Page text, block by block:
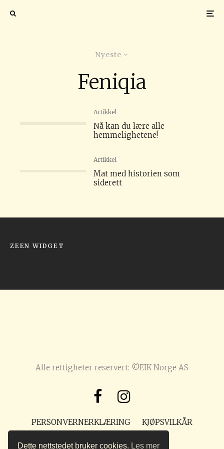
Nyeste
Feniqia
Artikkel
Nå kan du lære alle
hemmelighetene!
Artikkel
Mat med historien som
siderett
ZEEN WIDGET
Alle rettigheter reservert: ©EIK Norge AS
PERSONVERNERKLÆRING KJØPSVILKÅR
POST@PREPPMAGASIN.NO
Dette nettstedet bruker cookies. Les mer